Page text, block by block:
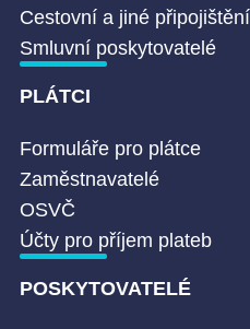
Cestovní a jiné připojištění
Smluvní poskytovatelé
PLÁTCI
Formuláře pro plátce
Zaměstnavatelé
OSVČ
Účty pro příjem plateb
POSKYTOVATELÉ